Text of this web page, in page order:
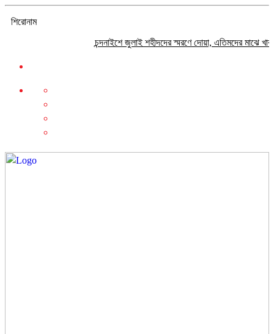
শিরোনাম
চন্দনাইশে জুলাই শহীদদের স্মরণে দোয়া, এতিমদের মাঝে খাবার বিতরণ